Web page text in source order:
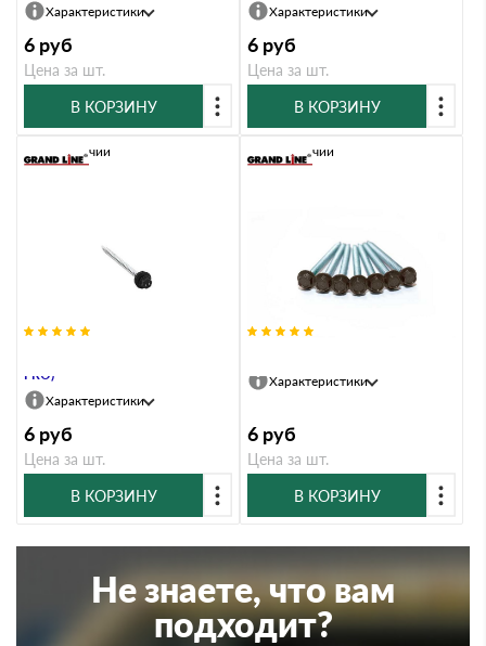
Характеристики
6 руб
Цена за шт.
В КОРЗИНУ
Характеристики
6 руб
Цена за шт.
В КОРЗИНУ
PRO)
В наличии
Характеристики
6 руб
Цена за шт.
В КОРЗИНУ
В наличии
Характеристики
6 руб
Цена за шт.
В КОРЗИНУ
Не знаете, что вам
подходит?